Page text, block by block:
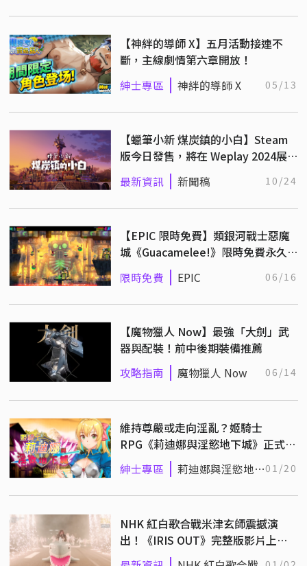
【神絆的導師 X】五月活動接連不
斷，主線劇情第六章開放！
紳士專區 神絆的導師 X 05/13
【蠟筆小新 煤炭鎮的小白】Steam
版今日發售，將在 Weplay 2024展
出！
最新資訊 新聞稿 10/24
【EPIC 限時免費】類銀河戰士惡魔
城《Guacamelee!》限時免費永久
限時免費 EPIC 06/16
【魔物獵人 Now】最強「大劍」武
器與配裝！前中後期裝備推薦
攻略指南 魔物獵人 Now 06/14
維持尊嚴或走向淫亂？姬騎士
RPG《莉迪娜與淫慾地下城》正式上
市
紳士專區
莉迪娜與淫慾地下01/20
NHK 紅白歌合戰米津玄師震撼演
出！《IRIS OUT》完整版影片上
架，一鏡到底引爆全球！